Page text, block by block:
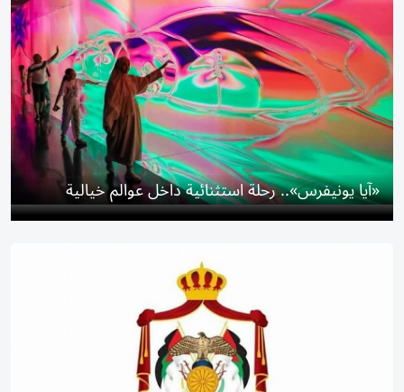
«آيا يونيفرس».. رحلة استثنائية داخل عوالم خيالية